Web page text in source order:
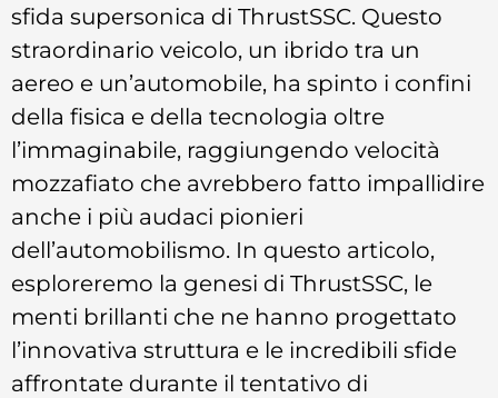
sfida supersonica di ThrustSSC. Questo
straordinario veicolo, un ibrido tra un
aereo e un’automobile, ha spinto i confini
della fisica e della tecnologia oltre
l’immaginabile, raggiungendo velocità
mozzafiato che avrebbero fatto impallidire
anche i più audaci pionieri
dell’automobilismo. In questo articolo,
esploreremo la genesi di ThrustSSC, le
menti brillanti che ne hanno progettato
l’innovativa struttura e le incredibili sfide
affrontate durante il tentativo di